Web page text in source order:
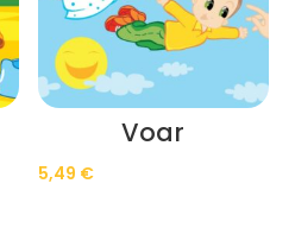
Voar
5,49 €